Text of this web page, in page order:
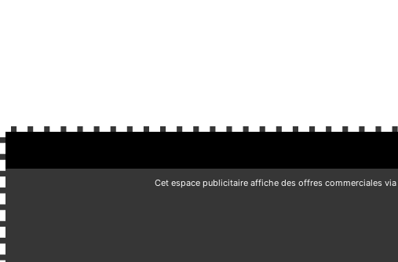
Cet espace publicitaire affiche des offres commerciales via